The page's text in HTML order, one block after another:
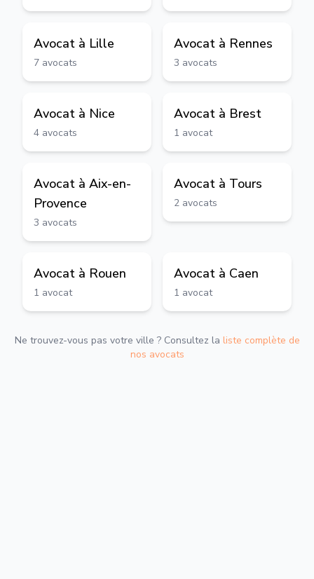
Avocat à Lille
7 avocats
Avocat à Rennes
3 avocats
Avocat à Nice
4 avocats
Avocat à Brest
1 avocat
Avocat à Aix-en-
Provence
3 avocats
Avocat à Tours
2 avocats
Avocat à Rouen
1 avocat
Avocat à Caen
1 avocat
Ne trouvez-vous pas votre ville ? Consultez la liste complète de
nos avocats